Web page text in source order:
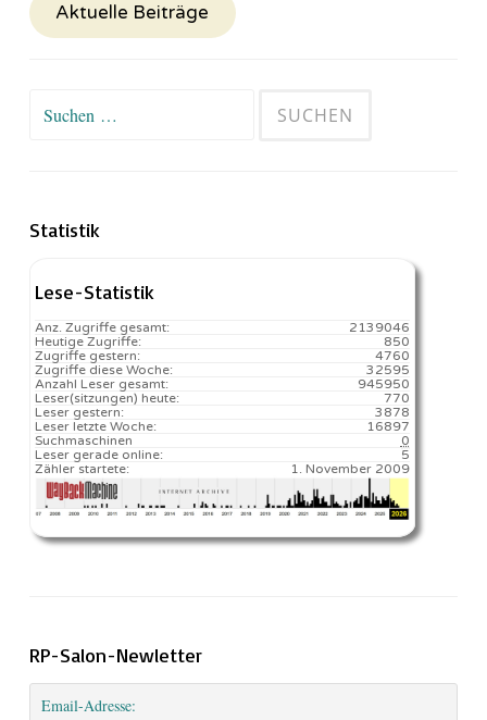
Aktuelle Beiträge
Suchen
Statistik
Lese-Statistik
2139046
Anz. Zugriffe gesamt:
850
Heutige Zugriffe:
4760
Zugriffe gestern:
32595
Zugriffe diese Woche:
945950
Anzahl Leser gesamt:
770️
Leser(sitzungen) heute:
3878
Leser gestern:
16897️
Leser letzte Woche:
0
Suchmaschinen
5
Leser gerade online:
1. November 2009
Zähler startete:
RP-Salon-Newletter